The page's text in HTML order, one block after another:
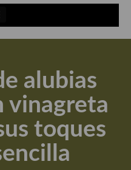
e importantes
AOVES
alubias
vinagreta
toques